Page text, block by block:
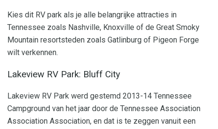
Kies dit RV park als je alle belangrijke attracties in
Tennessee zoals Nashville, Knoxville of de Great Smoky
Mountain resortsteden zoals Gatlinburg of Pigeon Forge
wilt verkennen.
Lakeview RV Park: Bluff City
Lakeview RV Park werd gestemd 2013-14 Tennessee
Campground van het jaar door de Tennessee Association
Association Association, en dat is te zeggen vanuit een